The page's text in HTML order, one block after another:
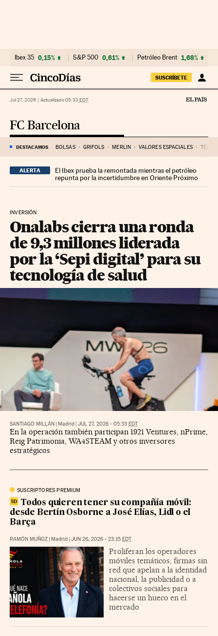
Ibex 35 0,15% S&P 500 0,61% Petróleo Brent 1,68%
SUSCRÍBETE
Jul 27, 2026 | Actualizado 05:33 EDT
FC Barcelona
DESTACAMOS BOLSAS GRIFOLS MERLIN VALORES ESPACIALES
ALERTA
El Ibex prueba la remontada mientras el petróleo
repunta por la incertidumbre en Oriente Próximo
INVERSIÓN
Onalabs cierra una ronda
de 9,3 millones liderada
por la ‘Sepi digital’ para su
tecnología de salud
SANTIAGO MILLÁN | Madrid | JUL 27, 2026 - 05:33 EDT
En la operación también participan 1921 Ventures, nPrime,
Reig Patrimonia, WA4STEAM y otros inversores
estratégicos
SUSCRIPTORES PREMIUM
Todos quieren tener su compañía móvil:
desde Bertín Osborne a José Elías, Lidl o el
Barça
RAMÓN MUÑOZ | Madrid | JUN 26, 2026 - 23:15 EDT
Proliferan los operadores
móviles temáticos, firmas sin
red que apelan a la identidad
nacional, la publicidad o a
colectivos sociales para
hacerse un hueco en el
mercado